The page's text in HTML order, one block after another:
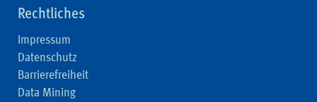
Rechtliches
Impressum
Datenschutz
Barrierefreiheit
Data Mining